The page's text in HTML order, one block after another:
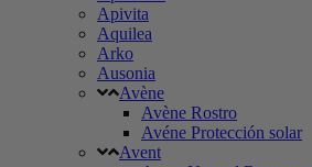
Apivita
Aquilea
Arko
Ausonia
Avène
Avène Rostro
Avéne Protección solar
Avent